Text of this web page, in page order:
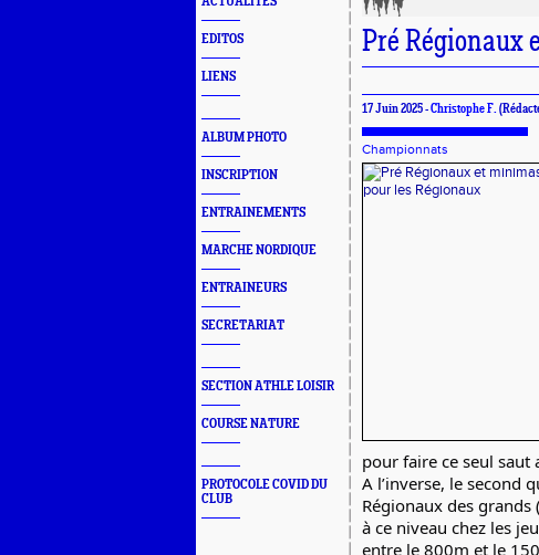
EDITOS
LIENS
ALBUM PHOTO
INSCRIPTION
ENTRAINEMENTS
MARCHE NORDIQUE
ENTRAINEURS
SECRETARIAT
SECTION ATHLE LOISIR
COURSE NATURE
PROTOCOLE COVID DU
CLUB
Pré Régionaux
17 Juin 2025 -Christophe F.
Championnats
pour faire ce seul saut
A l’inverse, le second
Régionaux des
à ce niveau chez les
entre le 800m et le